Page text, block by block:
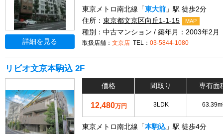
詳細を見る
東京メトロ南北線「 東大前 」駅 徒歩2分
住所： 東京都文京区向丘1-1-15 MAP
種別：中古マンション / 築年月：2003年2月
取扱店舗： 文京店 TEL： 03-5844-1080
リビオ文京本駒込 2F
価格 間取り 専有面
12,480万円 3LDK
東京メトロ南北線「 本駒込 」駅 徒歩4分